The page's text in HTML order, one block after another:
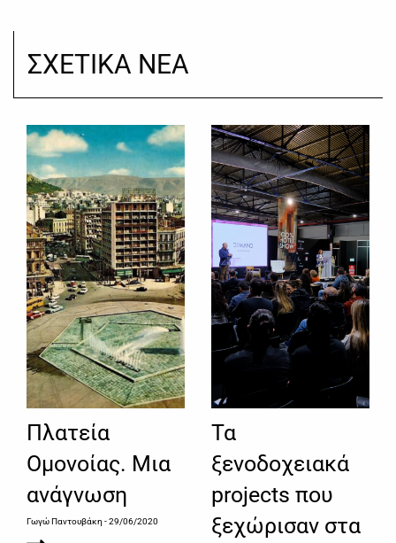
ΣΧΕΤΙΚΑ ΝΕΑ
Πλατεία
Ομονοίας. Μια
ανάγνωση
Γωγώ Παντουβάκη - 29/06/2020
Τα
ξενοδοχειακά
projects που
ξεχώρισαν στα